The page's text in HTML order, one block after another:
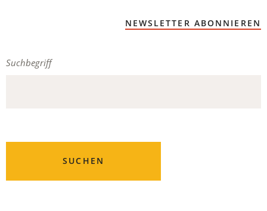
NEWSLETTER ABONNIEREN
942
Suchergebnis-
Suchbegriff
SUCHEN